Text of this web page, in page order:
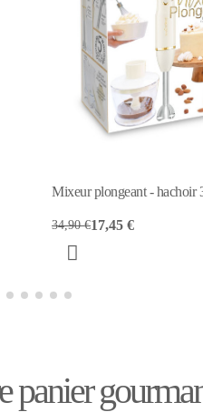
Waffle Factory
18,89 €
panier